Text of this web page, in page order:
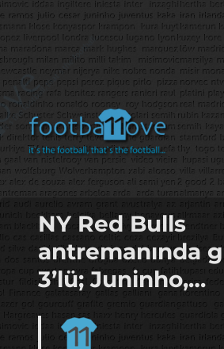
footbaLLove
NY Red Bulls
antremanında
3’lü; Juninho,…